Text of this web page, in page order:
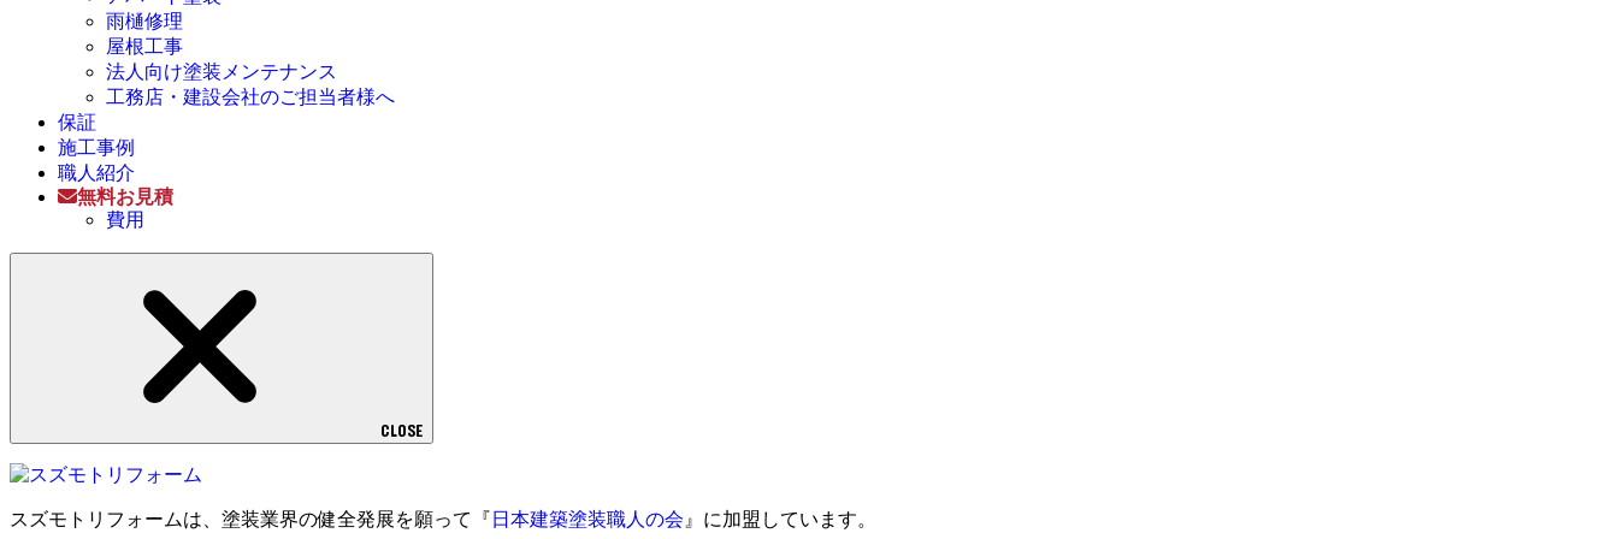
雨樋修理
屋根工事
法人向け塗装メンテナンス
工務店・建設会社のご担当者様へ
保証
施工事例
職人紹介
無料お見積
費用
CLOSE
スズモトリフォームは、塗装業界の健全発展を願って『 日本建築塗装職人の会 』に加盟しています。